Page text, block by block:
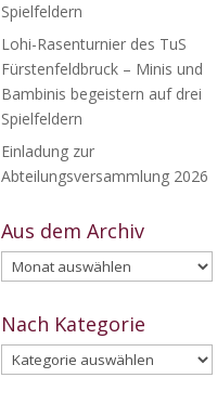
Spielfeldern
Lohi-Rasenturnier des TuS
Fürstenfeldbruck – Minis und
Bambinis begeistern auf drei
Spielfeldern
Einladung zur
Abteilungsversammlung 2026
Aus dem Archiv
Aus
dem
Archiv
Nach Kategorie
Nach
Kategorie